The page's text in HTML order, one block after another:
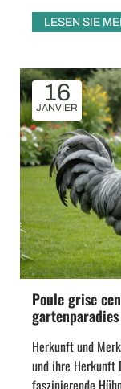
LESEN SIE
16
JANVIER
Poule grise
gartenparadies
Herkunft und
und ihre Herkunft